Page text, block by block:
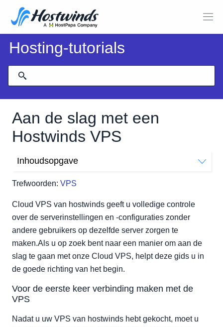
Hosting-tutorials
Aan de slag met een
Hostwinds VPS
Trefwoorden: VPS
Inhoudsopgave
Controle
Wolk portaaloverzicht
Cloud VPS van hostwinds geeft u volledige controle
over de serverinstellingen en -configuraties zonder
andere gebruikers op dezelfde server zorgen te
maken.Als u op zoek bent naar een manier om aan de
slag te gaan met onze Cloud VPS, helpt deze gids u in
de goede richting van het begin.
Voor de eerste keer verbinding maken met de
VPS
Nadat u uw VPS van hostwinds hebt gekocht, moet u